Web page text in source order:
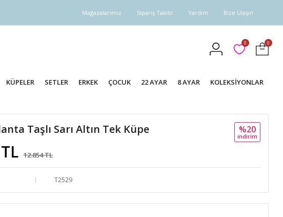
Mağazalarımız Sipariş Takibi Yardım Bize Ulaşın
0 0
KÜPELER SETLER ERKEK ÇOCUK 22 AYAR 8 AYAR KOLEKSİYONLAR
Taşlı Sarı Altın Tek Küpe
12.854 TL
%20
i̇ndi̇ri̇m
T2529